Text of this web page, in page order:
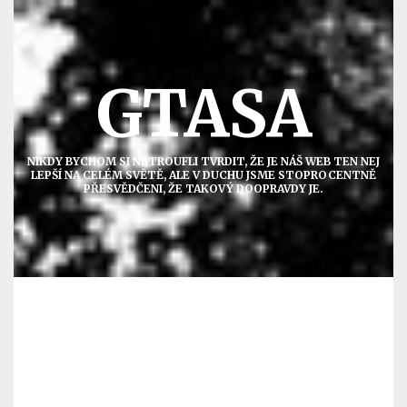
Přejít
GTASA
NIKDY BYCHOM SI NETROUFLI TVRDIT, ŽE JE NÁŠ WEB TEN NEJ
LEPŠÍ NA CELÉM SVĚTĚ, ALE V DUCHU JSME STOPROCENTNĚ
PŘESVĚDČENI, ŽE TAKOVÝ DOOPRAVDY JE.